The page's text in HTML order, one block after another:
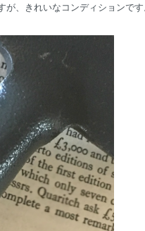
が、きれいなコンディションで